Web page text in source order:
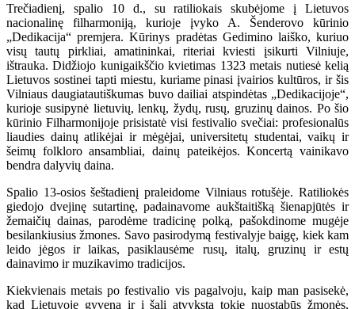
Trečiadienį, spalio 10 d., su ratiliokais skubėjome į Lietuvos
nacionalinę filharmoniją, kurioje įvyko A. Šenderovo kūrinio
„Dedikacija“ premjera. Kūrinys pradėtas Gedimino laiško, kuriuo
visų tautų pirkliai, amatininkai, riteriai kviesti įsikurti Vilniuje,
ištrauka. Didžiojo kunigaikščio kvietimas 1323 metais nutiesė kelią
Lietuvos sostinei tapti miestu, kuriame pinasi įvairios kultūros, ir šis
Vilniaus daugiatautiškumas buvo dailiai atspindėtas „Dedikacijoje“,
kurioje susipynė lietuvių, lenkų, žydų, rusų, gruzinų dainos. Po šio
kūrinio Filharmonijoje prisistatė visi festivalio svečiai: profesionalūs
liaudies dainų atlikėjai ir mėgėjai, universitetų studentai, vaikų ir
šeimų folkloro ansambliai, dainų pateikėjos. Koncertą vainikavo
bendra dalyvių daina.
Spalio 13-osios šeštadienį praleidome Vilniaus rotušėje. Ratiliokės
giedojo dvejinę sutartinę, padainavome aukštaitišką šienapjūtės ir
žemaičių dainas, parodėme tradicinę polką, pašokdinome mugėje
besilankiusius žmones. Savo pasirodymą festivalyje baigę, kiek kam
leido jėgos ir laikas, pasiklausėme rusų, italų, gruzinų ir estų
dainavimo ir muzikavimo tradicijos.
Kiekvienais metais po festivalio vis pagalvoju, kaip man pasisekė,
kad Lietuvoje gyvena ir į šalį atvyksta tokie nuostabūs žmonės,